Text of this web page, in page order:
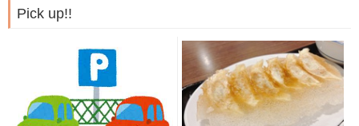
Pick up!!